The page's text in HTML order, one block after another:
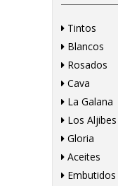
Tintos
Blancos
Rosados
Cava
La Galana
Los Aljibes
Gloria
Aceites
Embutidos